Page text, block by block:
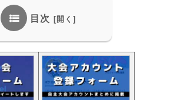
目次